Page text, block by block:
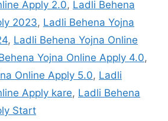
Apply 2.0, Ladli Behena
2023, Ladli Behena Yojna
, Ladli Behena Yojna Online
Yojna Online Apply 4.0,
Online Apply 5.0, Ladli
Apply kare, Ladli Behena
Start